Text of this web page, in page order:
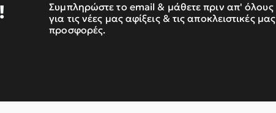
Συμπληρώστε το email & μάθετε πριν απ' όλους
για τις νέες μας αφίξεις & τις αποκλειστικές μας
προσφορές.